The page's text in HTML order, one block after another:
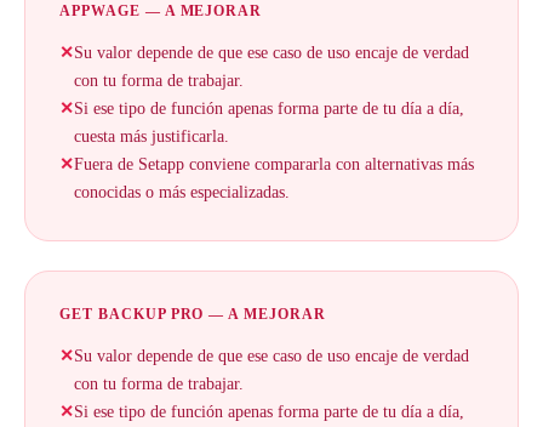
APPWAGE — A MEJORAR
✕Su valor depende de que ese caso de uso encaje de verdad
con tu forma de trabajar.
✕Si ese tipo de función apenas forma parte de tu día a día,
cuesta más justificarla.
✕Fuera de Setapp conviene compararla con alternativas más
conocidas o más especializadas.
GET BACKUP PRO — A MEJORAR
✕Su valor depende de que ese caso de uso encaje de verdad
con tu forma de trabajar.
✕Si ese tipo de función apenas forma parte de tu día a día,